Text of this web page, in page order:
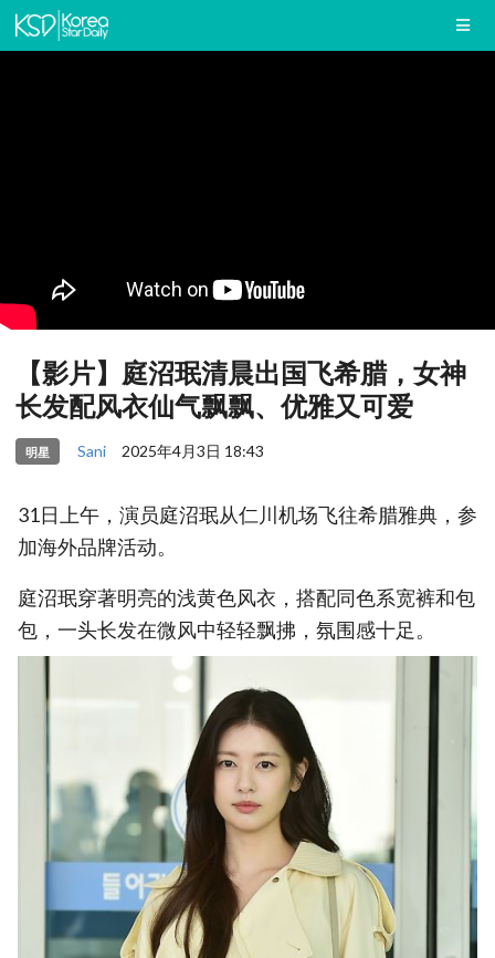
【影片】庭沼珉清晨出国飞希腊，女神
长发配风衣仙气飘飘、优雅又可爱
明星 Sani 2025年4月3日 18:43
31日上午，演员庭沼珉从仁川机场飞往希腊雅典，参
加海外品牌活动。
庭沼珉穿著明亮的浅黄色风衣，搭配同色系宽裤和包
包，一头长发在微风中轻轻飘拂，氛围感十足。